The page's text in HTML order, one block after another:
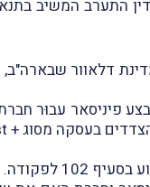
התערב המשיב
דלאוור
פיניסאר עבוּר